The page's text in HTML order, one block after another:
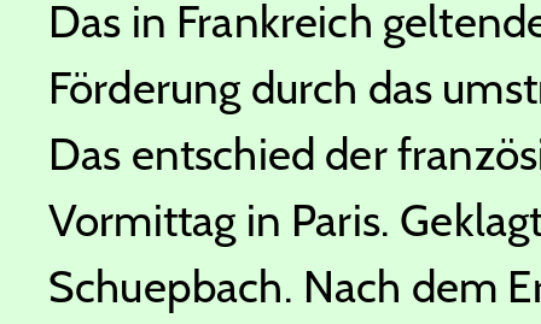
Das in Frankreich
Förderung durch das
Das entschied der
Vormittag in Paris.
Schuepbach. Nach dem